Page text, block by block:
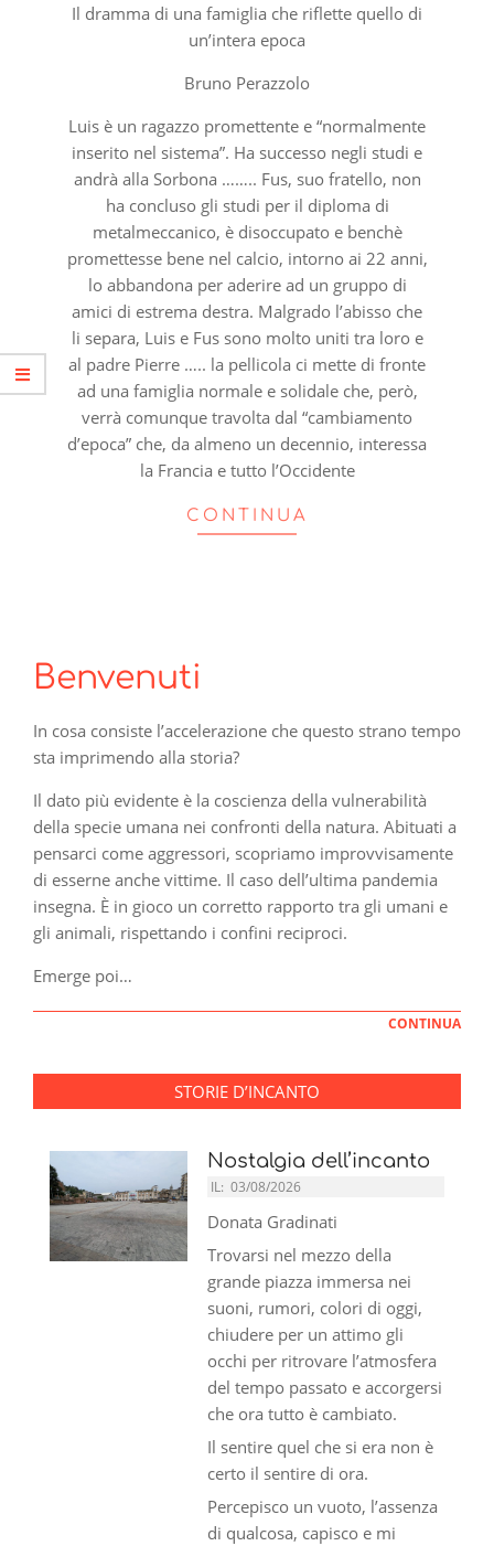
Il dramma di una famiglia che riflette quello di
un’intera epoca
Bruno Perazzolo
Luis è un ragazzo promettente e “normalmente
inserito nel sistema”. Ha successo negli studi e
andrà alla Sorbona …….. Fus, suo fratello, non
ha concluso gli studi per il diploma di
metalmeccanico, è disoccupato e benchè
promettesse bene nel calcio, intorno ai 22 anni,
lo abbandona per aderire ad un gruppo di
amici di estrema destra. Malgrado l’abisso che
li separa, Luis e Fus sono molto uniti tra loro e
al padre Pierre ….. la pellicola ci mette di fronte
ad una famiglia normale e solidale che, però,
verrà comunque travolta dal “cambiamento
d’epoca” che, da almeno un decennio, interessa
la Francia e tutto l’Occidente
CONTINUA
Benvenuti
In cosa consiste l’accelerazione che questo strano tempo
sta imprimendo alla storia?
Il dato più evidente è la coscienza della vulnerabilità
della specie umana nei confronti della natura. Abituati a
pensarci come aggressori, scopriamo improvvisamente
di esserne anche vittime. Il caso dell’ultima pandemia
insegna. È in gioco un corretto rapporto tra gli umani e
gli animali, rispettando i confini reciproci.
Emerge poi…
CONTINUA
STORIE D’INCANTO
Nostalgia dell’incanto
IL: 03/08/2026
Donata Gradinati
Trovarsi nel mezzo della
grande piazza immersa nei
suoni, rumori, colori di oggi,
chiudere per un attimo gli
occhi per ritrovare l’atmosfera
del tempo passato e accorgersi
che ora tutto è cambiato.
Il sentire quel che si era non è
certo il sentire di ora.
Percepisco un vuoto, l’assenza
di qualcosa, capisco e mi